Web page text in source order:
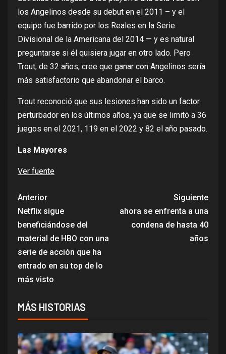
los Angelinos desde su debut en el 2011 – y el
equipo fue barrido por los Reales en la Serie
Divisional de la Americana del 2014 — y es natural
preguntarse si él quisiera jugar en otro lado. Pero
Trout, de 32 años, cree que ganar con Angelinos sería
más satisfactorio que abandonar el barco.
Trout reconoció que sus lesiones han sido un factor
perturbador en los últimos años, ya que se limitó a 36
juegos en el 2021, 119 en el 2022 y 82 el año pasado.
Las Mayores
Ver fuente
Anterior
Netflix sigue
beneficiándose del
material de HBO con una
serie de acción que ha
entrado en su top de lo
más visto
Siguiente
ahora se enfrenta a una
condena de hasta 40
años
MÁS HISTORIAS